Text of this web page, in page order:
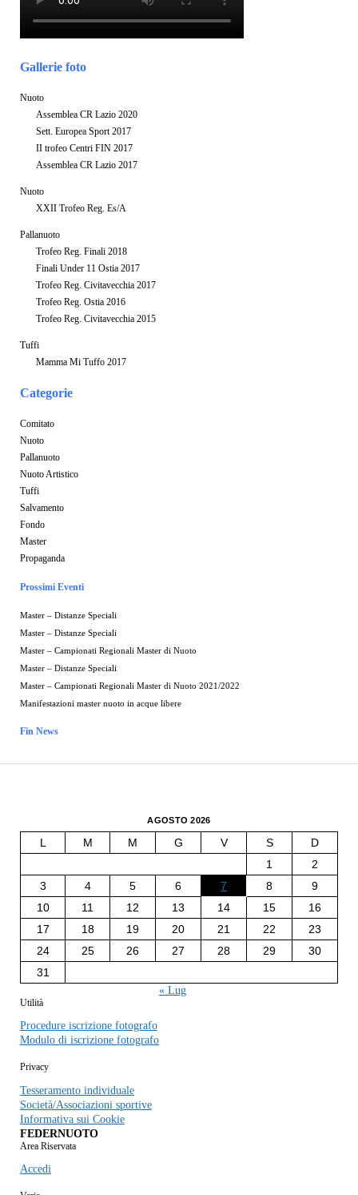
Gallerie foto
Nuoto
Assemblea CR Lazio 2020
Sett. Europea Sport 2017
II trofeo Centri FIN 2017
Assemblea CR Lazio 2017
Nuoto
XXII Trofeo Reg. Es/A
Pallanuoto
Trofeo Reg. Finali 2018
Finali Under 11 Ostia 2017
Trofeo Reg. Civitavecchia 2017
Trofeo Reg. Ostia 2016
Trofeo Reg. Civitavecchia 2015
Tuffi
Mamma Mi Tuffo 2017
Categorie
Comitato
Nuoto
Pallanuoto
Nuoto Artistico
Tuffi
Salvamento
Fondo
Master
Propaganda
Prossimi Eventi
Master – Distanze Speciali
Master – Distanze Speciali
Master – Campionati Regionali Master di Nuoto
Master – Distanze Speciali
Master – Campionati Regionali Master di Nuoto 2021/2022
Manifestazioni master nuoto in acque libere
Fin News
AGOSTO 2026
L M M G V S
D
1
2
3
4 5 6 7 8
9
10
11 12 13 14 15
16
17
18 19 20 21 22
23
24
25 26 27 28 29
30
31
« Lug
Utilità
Procedure iscrizione fotografo
Modulo di iscrizione fotografo
Privacy
Tesseramento individuale
Società/Associazioni sportive
Informativa sui Cookie
FEDERNUOTO
Area Riservata
Accedi